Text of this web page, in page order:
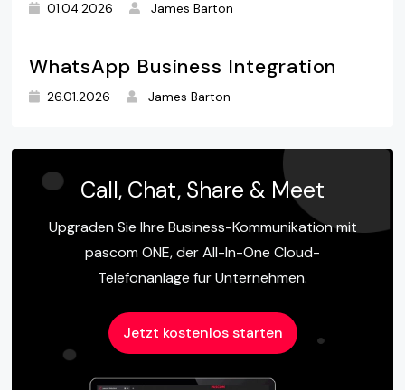
01.04.2026 James Barton
WhatsApp Business Integration
26.01.2026 James Barton
Call, Chat, Share & Meet
Upgraden Sie Ihre Business-Kommunikation mit
pascom ONE, der All-In-One Cloud-
Telefonanlage für Unternehmen.
Jetzt kostenlos starten